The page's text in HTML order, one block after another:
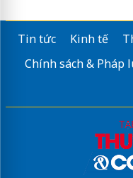
Tin tức Kinh tế
Chính sách & Pháp